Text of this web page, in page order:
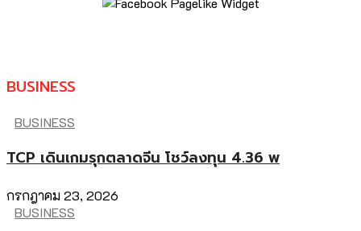
BUSINESS
BUSINESS
TCP เดินเกมรุกตลาดจีน โชว์ลงทุน 4.36 พ
กรกฎาคม 23, 2026
BUSINESS